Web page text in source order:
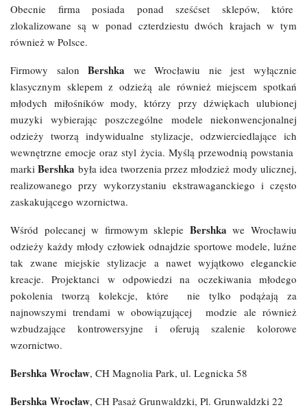
Obecnie firma posiada ponad sześćset sklepów, które
zlokalizowane są w ponad czterdziestu dwóch krajach w tym
również w Polsce.
Firmowy salonBershka we Wrocławiu nie jest wyłącznie
klasycznym sklepem z odzieżą ale również miejscem spotkań
młodych miłośników mody, którzy przy dźwiękach ulubionej
muzyki wybierając poszczególne modele niekonwencjonalnej
odzieży tworzą indywidualne stylizacje, odzwierciedlające ich
wewnętrzne emocje oraz styl życia. Myślą przewodnią powstania
markiBershka była idea tworzenia przez młodzież mody ulicznej,
realizowanego przy wykorzystaniu ekstrawaganckiego i często
zaskakującego wzornictwa.
Wśród polecanej w firmowym sklepie Bershkawe Wrocławiu
odzieży każdy młody człowiek odnajdzie sportowe modele, luźne
tak zwane miejskie stylizacje a nawet wyjątkowo eleganckie
kreacje. Projektanci w odpowiedzi na oczekiwania młodego
pokolenia tworzą kolekcje, które nie tylko podążają za
najnowszymi trendami w obowiązującej modzie ale również
wzbudzające kontrowersyjne i oferują szalenie kolorowe
wzornictwo.
Bershka Wrocław, CH Magnolia Park, ul. Legnicka 58
Bershka Wrocław, CH Pasaż Grunwaldzki, Pl. Grunwaldzki 22